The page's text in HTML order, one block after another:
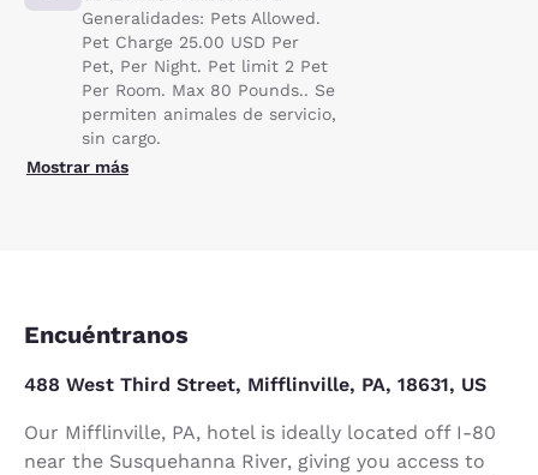
Generalidades: Pets Allowed.
Pet Charge 25.00 USD Per
Pet, Per Night. Pet limit 2 Pet
Per Room. Max 80 Pounds.. Se
permiten animales de servicio,
sin cargo.
Mostrar más
Encuéntranos
488 West Third Street, Mifflinville, PA, 18631, US
Our Mifflinville, PA, hotel is ideally located off I-80
near the Susquehanna River, giving you access to